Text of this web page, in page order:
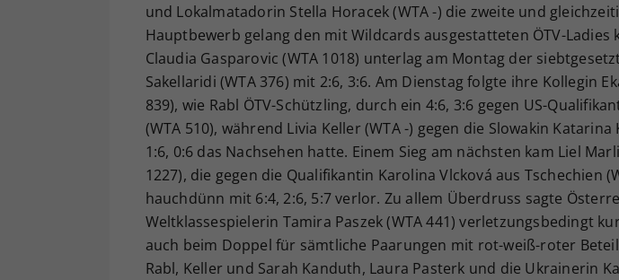
und Lokalmatadorin Stella Horacek (WTA -) die zweite und
Hauptbewerb gelang den mit Wildcards ausgestatteten ÖTV-Ladies
Claudia Gasparovic (WTA 1018) unterlag am Montag der
Sakellaridi (WTA 376) mit 2:6, 3:6. Am Dienstag folgte ihre Kollegin
839), wie Rabl ÖTV-Schützling, durch ein 4:6, 3:6 gegen US-
(WTA 510), während Livia Keller (WTA -) gegen die Slowakin Katarina
1:6, 0:6 das Nachsehen hatte. Einem Sieg am nächsten kam Liel
1227), die gegen die Qualifikantin Karolina Vlcková aus Tschechien
hauchdünn mit 6:4, 2:6, 5:7 verlor. Zu allem Überdruss sagte
Weltklassespielerin Tamira Paszek (WTA 441) verletzungsbedingt
auch beim Doppel für sämtliche Paarungen mit rot-weiß-roter
Rabl, Keller und Sarah Kanduth, Laura Pasterk und die Ukrainerin